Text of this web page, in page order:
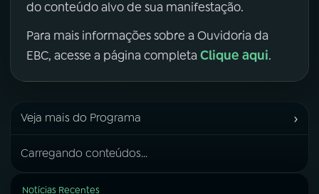
do conteúdo alvo de sua manifestação.
Para mais informações sobre a Ouvidoria da
EBC, acesse a página completa Clique aqui.
Veja mais do Programa ›
Carregando conteúdos...
Notícias Recentes